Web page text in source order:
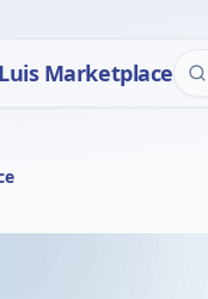
Marketplace